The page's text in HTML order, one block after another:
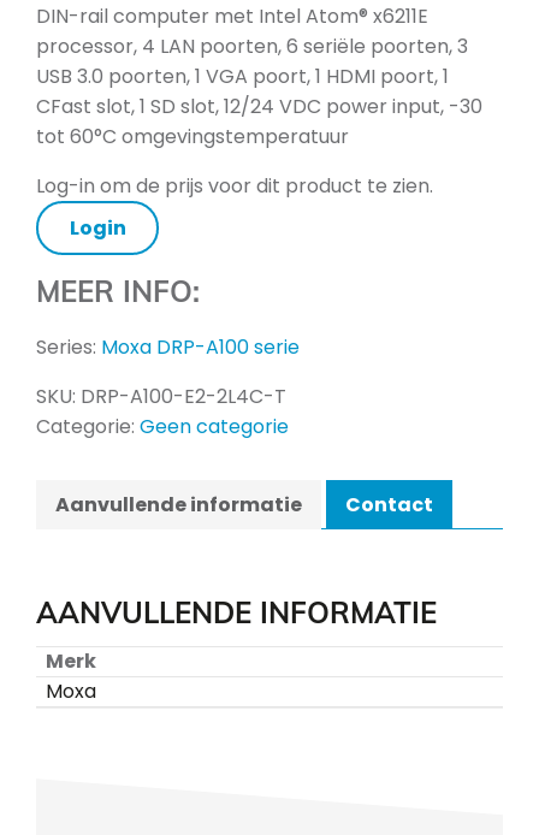
DIN-rail computer met Intel Atom® x6211E
processor, 4 LAN poorten, 6 seriële poorten, 3
USB 3.0 poorten, 1 VGA poort, 1 HDMI poort, 1
CFast slot, 1 SD slot, 12/24 VDC power input, -30
tot 60°C omgevingstemperatuur
Log-in om de prijs voor dit product te zien.
Login
MEER INFO:
Series: Moxa DRP-A100 serie
SKU: DRP-A100-E2-2L4C-T
Categorie: Geen categorie
Aanvullende informatie Contact
AANVULLENDE INFORMATIE
Merk
Moxa